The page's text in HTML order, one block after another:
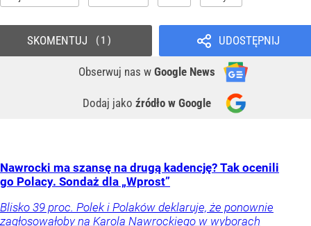
UDOSTĘPNIJ
Obserwuj nas w Google News
Dodaj jako źródło w Google
SKOMENTUJ 1
Nawrocki ma szansę na drugą kadencję? Tak ocenili
go Polacy. Sondaż dla „Wprost”
Blisko 39 proc. Polek i Polaków deklaruje, że ponownie
zagłosowałoby na Karola Nawrockiego w wyborach